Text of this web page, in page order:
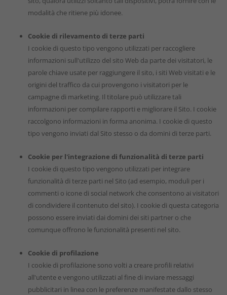
modalità che ritiene più idonee.
Cookie di rilevamento di terze parti
I cookie di questo tipo vengono utilizzati per raccogliere
informazioni sull'utilizzo del sito Web da parte dei visitatori, le
parole chiave usate per raggiungere il sito, i siti Web visitati e le
origini del traffico da cui provengono i visitatori per le
campagne di marketing. Il titolare può utilizzare tali
informazioni per compilare rapporti e migliorare il Sito. I cookie
raccolgono informazioni in forma anonima. I cookie di questo
tipo vengono inviati dal Sito stesso o da domini di terze parti.
Cookie per l'integrazione di funzionalità di terze parti
I cookie di questo tipo vengono utilizzati per integrare
funzionalità di terze parti nel Sito (ad esempio, moduli per i
commenti o icone di social network che consentono ai visitatori
di condividere il contenuto del sito). I cookie di questa categoria
possono essere inviati dai domini dei siti partner o che
comunque offrono le funzionalità presenti nel sito.
Cookie di profilazione
I cookie di profilazione sono volti a creare profili relativi
all'utente e vengono utilizzati al fine di inviare messaggi
pubblicitari in linea con le preferenze manifestate dallo stesso